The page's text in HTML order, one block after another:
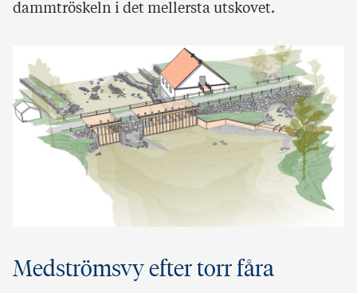
dammtröskeln i det mellersta utskovet.
Medströmsvy efter torr fåra